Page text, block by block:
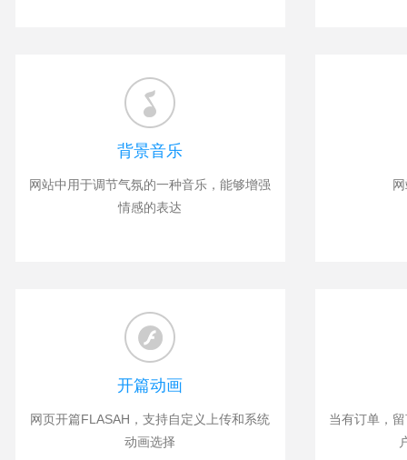
背景音乐
网站中用于调节气氛的一种音乐，能够增强
情感的表达
开篇动画
网页开篇FLASAH，支持自定义上传和系统
动画选择
当有订单，